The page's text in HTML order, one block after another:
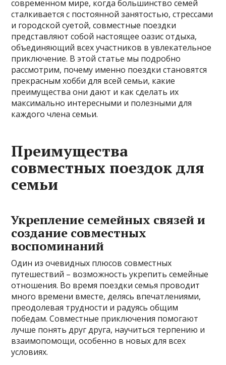
современном мире, когда большинство семей
сталкивается с постоянной занятостью, стрессами
и городской суетой, совместные поездки
представляют собой настоящее оазис отдыха,
объединяющий всех участников в увлекательное
приключение. В этой статье мы подробно
рассмотрим, почему именно поездки становятся
прекрасным хобби для всей семьи, какие
преимущества они дают и как сделать их
максимально интересными и полезными для
каждого члена семьи.
Преимущества
совместных поездок для
семьи
Укрепление семейных связей и
создание совместных
воспоминаний
Один из очевидных плюсов совместных
путешествий – возможность укрепить семейные
отношения. Во время поездки семья проводит
много времени вместе, делясь впечатлениями,
преодолевая трудности и радуясь общим
победам. Совместные приключения помогают
лучше понять друг друга, научиться терпению и
взаимопомощи, особенно в новых для всех
условиях.